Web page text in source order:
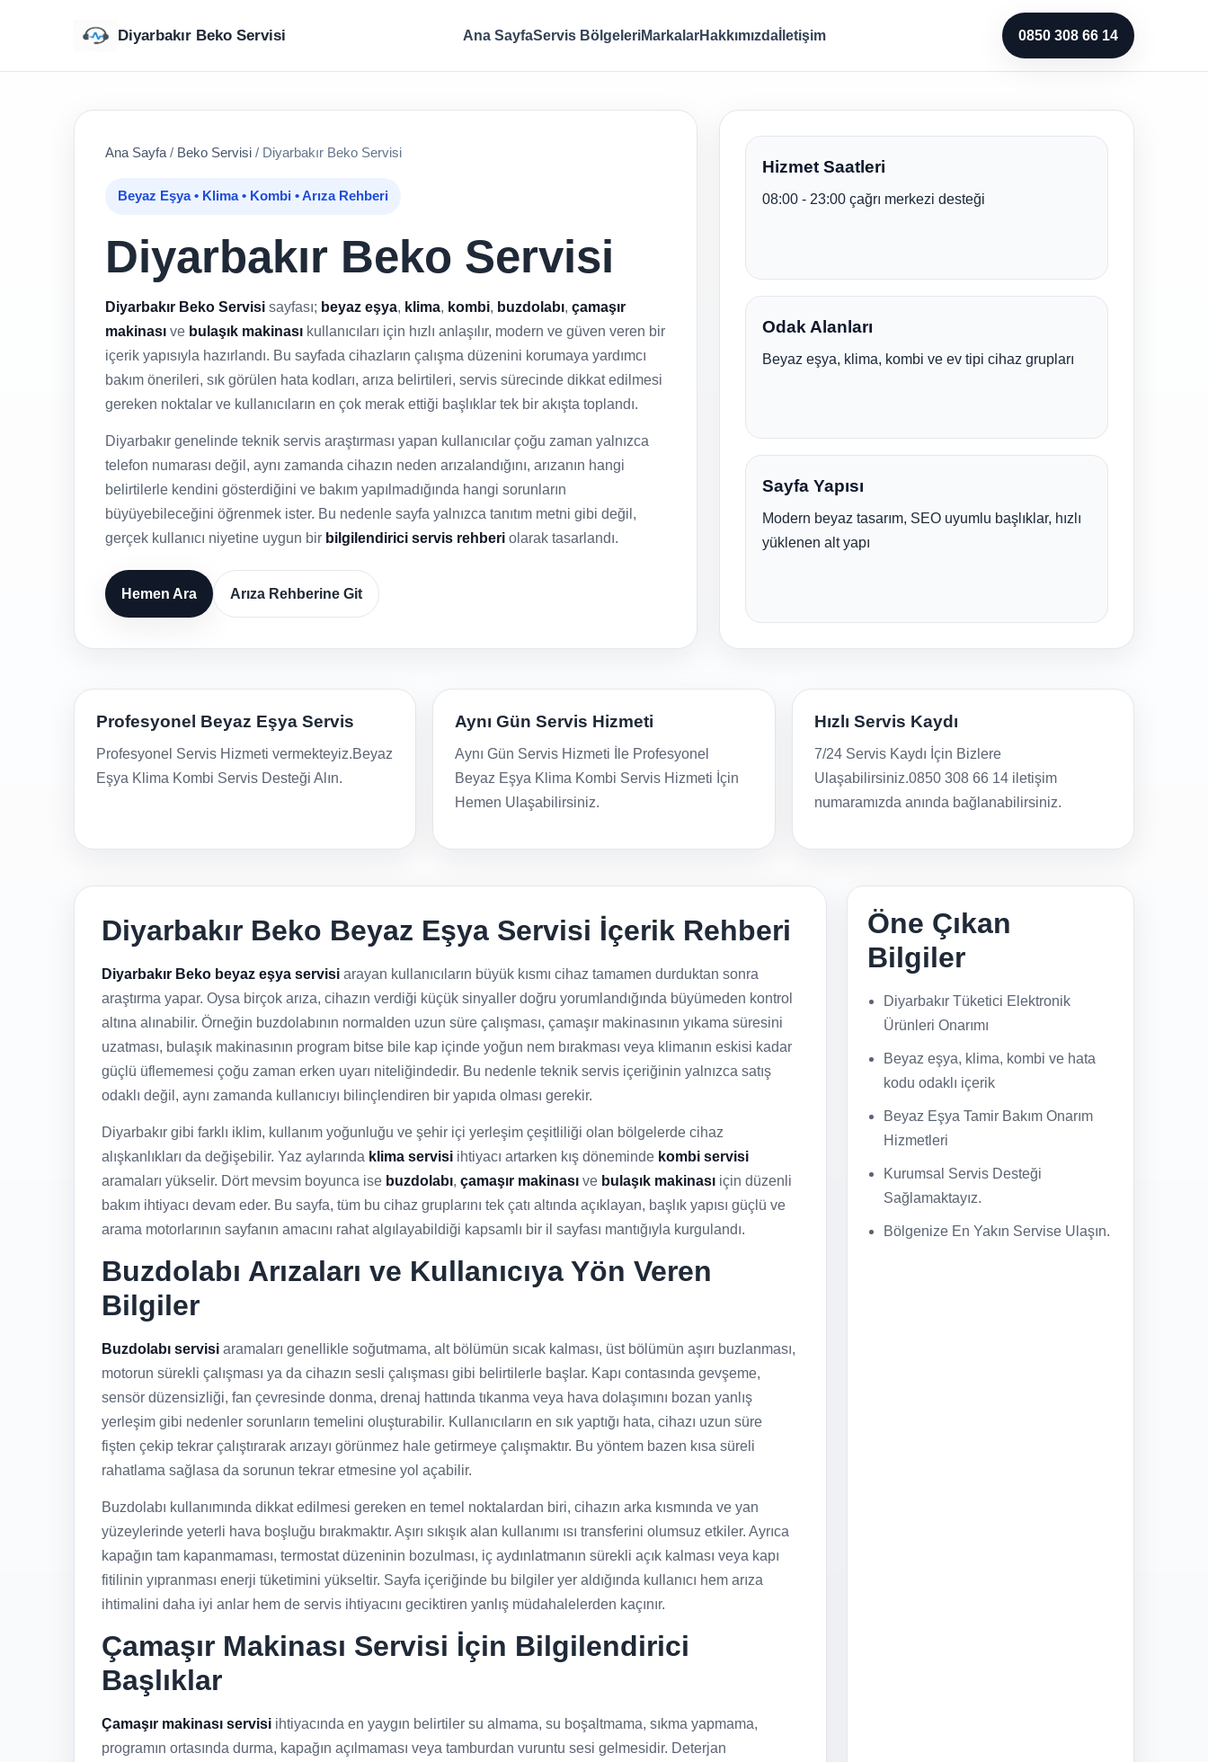
Diyarbakır Beko Servisi Ana SayfaServis BölgeleriMarkalarHakkımızdaİletişim 0850 308 66 14
Ana Sayfa / Beko Servisi / Diyarbakır Beko Servisi
Beyaz Eşya • Klima • Kombi • Arıza Rehberi
Diyarbakır Beko Servisi
Diyarbakır Beko Servisi sayfası; beyaz eşya, klima, kombi, buzdolabı, çamaşır
makinası ve bulaşık makinası kullanıcıları için hızlı anlaşılır, modern ve güven veren bir
içerik yapısıyla hazırlandı. Bu sayfada cihazların çalışma düzenini korumaya yardımcı
bakım önerileri, sık görülen hata kodları, arıza belirtileri, servis sürecinde dikkat edilmesi
gereken noktalar ve kullanıcıların en çok merak ettiği başlıklar tek bir akışta toplandı.
Diyarbakır genelinde teknik servis araştırması yapan kullanıcılar çoğu zaman yalnızca
telefon numarası değil, aynı zamanda cihazın neden arızalandığını, arızanın hangi
belirtilerle kendini gösterdiğini ve bakım yapılmadığında hangi sorunların
büyüyebileceğini öğrenmek ister. Bu nedenle sayfa yalnızca tanıtım metni gibi değil,
gerçek kullanıcı niyetine uygun bir bilgilendirici servis rehberi olarak tasarlandı.
Hemen Ara Arıza Rehberine Git
Hizmet Saatleri
08:00 - 23:00 çağrı merkezi desteği
Odak Alanları
Beyaz eşya, klima, kombi ve ev tipi cihaz grupları
Sayfa Yapısı
Modern beyaz tasarım, SEO uyumlu başlıklar, hızlı
yüklenen alt yapı
Profesyonel Beyaz Eşya Servis
Profesyonel Servis Hizmeti vermekteyiz.Beyaz
Eşya Klima Kombi Servis Desteği Alın.
Aynı Gün Servis Hizmeti
Aynı Gün Servis Hizmeti İle Profesyonel
Beyaz Eşya Klima Kombi Servis Hizmeti İçin
Hemen Ulaşabilirsiniz.
Hızlı Servis Kaydı
7/24 Servis Kaydı İçin Bizlere
Ulaşabilirsiniz.0850 308 66 14 iletişim
numaramızda anında bağlanabilirsiniz.
Diyarbakır Beko Beyaz Eşya Servisi İçerik Rehberi
Diyarbakır Beko beyaz eşya servisi arayan kullanıcıların büyük kısmı cihaz tamamen durduktan sonra
araştırma yapar. Oysa birçok arıza, cihazın verdiği küçük sinyaller doğru yorumlandığında büyümeden kontrol
altına alınabilir. Örneğin buzdolabının normalden uzun süre çalışması, çamaşır makinasının yıkama süresini
uzatması, bulaşık makinasının program bitse bile kap içinde yoğun nem bırakması veya klimanın eskisi kadar
güçlü üflememesi çoğu zaman erken uyarı niteliğindedir. Bu nedenle teknik servis içeriğinin yalnızca satış
odaklı değil, aynı zamanda kullanıcıyı bilinçlendiren bir yapıda olması gerekir.
Diyarbakır gibi farklı iklim, kullanım yoğunluğu ve şehir içi yerleşim çeşitliliği olan bölgelerde cihaz
alışkanlıkları da değişebilir. Yaz aylarında klima servisi ihtiyacı artarken kış döneminde kombi servisi
aramaları yükselir. Dört mevsim boyunca ise buzdolabı, çamaşır makinası ve bulaşık makinası için düzenli
bakım ihtiyacı devam eder. Bu sayfa, tüm bu cihaz gruplarını tek çatı altında açıklayan, başlık yapısı güçlü ve
arama motorlarının sayfanın amacını rahat algılayabildiği kapsamlı bir il sayfası mantığıyla kurgulandı.
Buzdolabı Arızaları ve Kullanıcıya Yön Veren
Bilgiler
Buzdolabı servisi aramaları genellikle soğutmama, alt bölümün sıcak kalması, üst bölümün aşırı buzlanması,
motorun sürekli çalışması ya da cihazın sesli çalışması gibi belirtilerle başlar. Kapı contasında gevşeme,
sensör düzensizliği, fan çevresinde donma, drenaj hattında tıkanma veya hava dolaşımını bozan yanlış
yerleşim gibi nedenler sorunların temelini oluşturabilir. Kullanıcıların en sık yaptığı hata, cihazı uzun süre
fişten çekip tekrar çalıştırarak arızayı görünmez hale getirmeye çalışmaktır. Bu yöntem bazen kısa süreli
rahatlama sağlasa da sorunun tekrar etmesine yol açabilir.
Buzdolabı kullanımında dikkat edilmesi gereken en temel noktalardan biri, cihazın arka kısmında ve yan
yüzeylerinde yeterli hava boşluğu bırakmaktır. Aşırı sıkışık alan kullanımı ısı transferini olumsuz etkiler. Ayrıca
kapağın tam kapanmaması, termostat düzeninin bozulması, iç aydınlatmanın sürekli açık kalması veya kapı
fitilinin yıpranması enerji tüketimini yükseltir. Sayfa içeriğinde bu bilgiler yer aldığında kullanıcı hem arıza
ihtimalini daha iyi anlar hem de servis ihtiyacını geciktiren yanlış müdahalelerden kaçınır.
Çamaşır Makinası Servisi İçin Bilgilendirici
Başlıklar
Çamaşır makinası servisi ihtiyacında en yaygın belirtiler su almama, su boşaltmama, sıkma yapmama,
programın ortasında durma, kapağın açılmaması veya tamburdan vuruntu sesi gelmesidir. Deterjan
Öne Çıkan
Bilgiler
Diyarbakır Tüketici Elektronik
Ürünleri Onarımı
Beyaz eşya, klima, kombi ve hata
kodu odaklı içerik
Beyaz Eşya Tamir Bakım Onarım
Hizmetleri
Kurumsal Servis Desteği
Sağlamaktayız.
Bölgenize En Yakın Servise Ulaşın.